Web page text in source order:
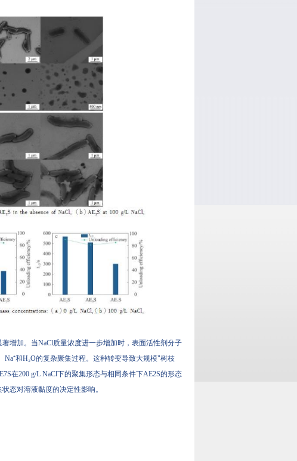
增加。当NaCl质量浓度进一步增加时，表面活性剂分子
和H₂O的复杂聚集过程。这种转变导致大规模"树枝
在200 g/L NaCl下的聚集形态与相同条件下AE2S的形态
态对溶液黏度的决定性影响。